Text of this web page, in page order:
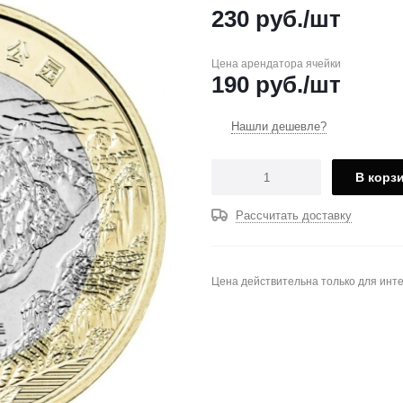
230 руб./шт
Цена арендатора ячейки
190 руб./шт
Нашли дешевле?
В
Рассчитать доставку
Цена действительна только для